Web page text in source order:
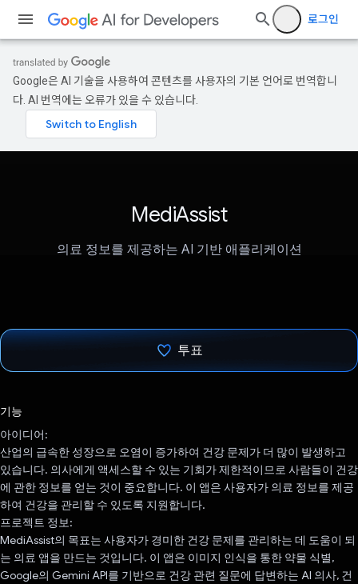
로그인
Google은 AI 기술을 사용하여 콘텐츠를 사용자의 기본 언어로 번역합니
다. AI 번역에는 오류가 있을 수 있습니다.
MediAssist
의료 정보를 제공하는 AI 기반 애플리케이션
투표
기능
아이디어:
산업의 급속한 성장으로 오염이 증가하여 건강 문제가 더 많이 발생하고
있습니다. 의사에게 액세스할 수 있는 기회가 제한적이므로 사람들이 건강
에 관한 정보를 얻는 것이 중요합니다. 이 앱은 사용자가 의료 정보를 제공
하여 건강을 관리할 수 있도록 지원합니다.
프로젝트 정보:
MediAssist의 목표는 사용자가 경미한 건강 문제를 관리하는 데 도움이 되
는 의료 앱을 만드는 것입니다. 이 앱은 이미지 인식을 통한 약물 식별,
Google의 Gemini API를 기반으로 건강 관련 질문에 답변하는 AI 의사, 건